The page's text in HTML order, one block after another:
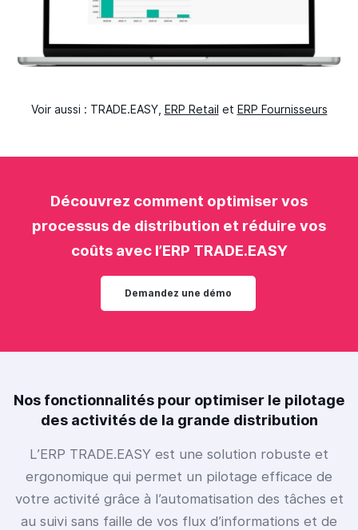
Voir aussi : TRADE.EASY, ERP Retail et ERP Fournisseurs
Découvrez comment optimiser vos
processus de distribution et réduire vos
coûts avec l’ERP TRADE.EASY
Demandez une démo
Nos fonctionnalités pour optimiser le pilotage
des activités de la grande distribution
L’ERP TRADE.EASY est une solution robuste et
ergonomique qui permet un pilotage efficace de
votre activité grâce à l’automatisation des tâches et
au suivi sans faille de vos flux d’informations et de